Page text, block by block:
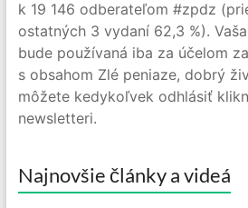
k 19 146 odberateľom #zpdz
ostatných 3 vydaní 62,3 %).
bude používaná iba za účelom
s obsahom Zlé peniaze, dobrý
môžete kedykoľvek odhlásiť
newsletteri.
Najnovšie články a videá